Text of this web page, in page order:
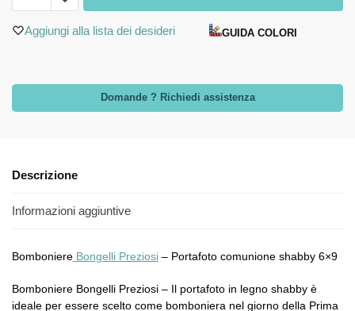
Aggiungi alla lista dei desideri GUIDA COLORI
Domande ? Richiedi assistenza
Descrizione
Informazioni aggiuntive
Bomboniere Bongelli Preziosi – Portafoto comunione shabby 6×9
Bomboniere Bongelli Preziosi – Il portafoto in legno shabby è
ideale per essere scelto come bomboniera nel giorno della Prima